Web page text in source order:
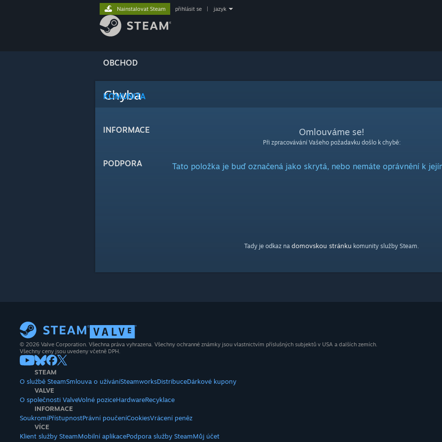
OBCHOD
KOMUNITA
INFORMACE
PODPORA
Nainstalovat Steam přihlásit se jazyk
Chyba
Omlouváme se!
Při zpracovávání Vašeho požadavku došlo k chybě:
Tato položka je buď označená jako skrytá, nebo nemáte oprávnění k
Tady je odkaz na domovskou stránku komunity služby Steam.
© 2026 Valve Corporation. Všechna práva vyhrazena. Všechny ochranné známky jsou vlastnictvím příslušných subjektů v USA a dalších zemích.
Všechny ceny jsou uvedeny včetně DPH.
STEAM
O službě SteamSmlouva o užíváníSteamworksDistribuceDárkové kupony
VALVE
O společnosti ValveVolné poziceHardwareRecyklace
INFORMACE
SoukromíPřístupnostPrávní poučeníCookiesVrácení peněz
VÍCE
Klient služby SteamMobilní aplikacePodpora služby SteamMůj účet